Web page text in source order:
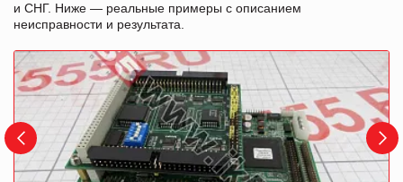
и СНГ. Ниже — реальные примеры с описанием
неисправности и результата.